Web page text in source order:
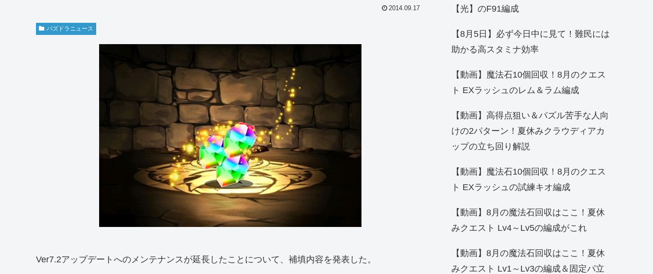
2014.09.17
パズドラニュース
Ver7.2アップデートへのメンテナンスが延長したことについて、補填内容を発表した。
【光】のF91編成
【8月5日】必ず今日中に見て！難民には
助かる高スタミナ効率
【動画】魔法石10個回収！8月のクエス
ト EXラッシュのレム＆ラム編成
【動画】高得点狙い＆パズル苦手な人向
けの2パターン！夏休みクラウディアカ
ップの立ち回り解説
【動画】魔法石10個回収！8月のクエス
ト EXラッシュの試練キオ編成
【動画】8月の魔法石回収はここ！夏休
みクエスト Lv4～Lv5の編成がこれ
【動画】8月の魔法石回収はここ！夏休
みクエスト Lv1～Lv3の編成＆固定パ立